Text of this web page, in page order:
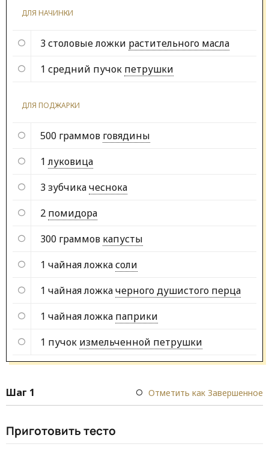
ДЛЯ НАЧИНКИ
3 столовые ложки растительного масла
1 средний пучок петрушки
ДЛЯ ПОДЖАРКИ
500 граммов говядины
1 луковица
3 зубчикачеснока
2 помидора
300 граммов капусты
1 чайная ложкасоли
1 чайная ложкачерного душистого перца
1 чайная ложка паприки
1 пучок измельченной петрушки
Шаг 1 Отметить как Завершенное
Приготовить тесто